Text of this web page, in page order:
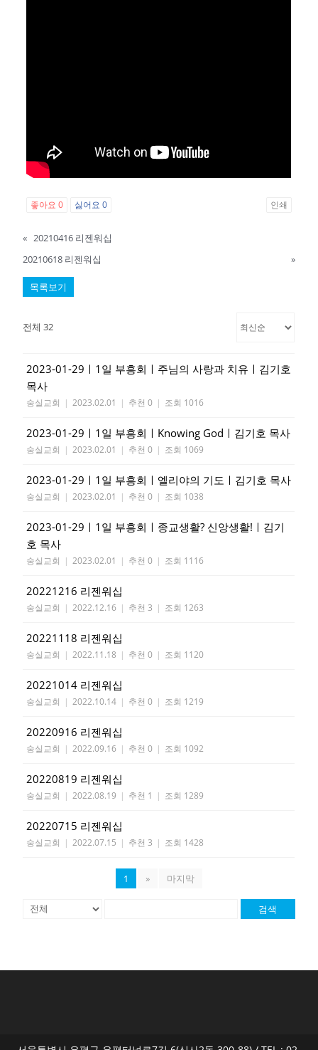
좋아요0 싫어요0 인쇄
« 20210416 리젠워십
20210618 리젠워십
»
목록보기
전체 32
2023-01-29ㅣ1일 부흥회ㅣ주님의 사랑과 치유ㅣ김기호
목사
숭실교회 | 2023.02.01 | 추천 0 | 조회 1016
2023-01-29ㅣ1일 부흥회ㅣKnowing Godㅣ김기호 목사
숭실교회 | 2023.02.01 | 추천 0 | 조회 1069
2023-01-29ㅣ1일 부흥회ㅣ엘리야의 기도ㅣ김기호 목사
숭실교회 | 2023.02.01 | 추천 0 | 조회 1038
2023-01-29ㅣ1일 부흥회ㅣ종교생활? 신앙생활!ㅣ김기
호 목사
숭실교회 | 2023.02.01 | 추천 0 | 조회 1116
20221216 리젠워십
숭실교회 | 2022.12.16 | 추천 3 | 조회 1263
20221118 리젠워십
숭실교회 | 2022.11.18 | 추천 0 | 조회 1120
20221014 리젠워십
숭실교회 | 2022.10.14 | 추천 0 | 조회 1219
20220916 리젠워십
숭실교회 | 2022.09.16 | 추천 0 | 조회 1092
20220819 리젠워십
숭실교회 | 2022.08.19 | 추천 1 | 조회 1289
20220715 리젠워십
숭실교회 | 2022.07.15 | 추천 3 | 조회 1428
1 » 마지막
검색